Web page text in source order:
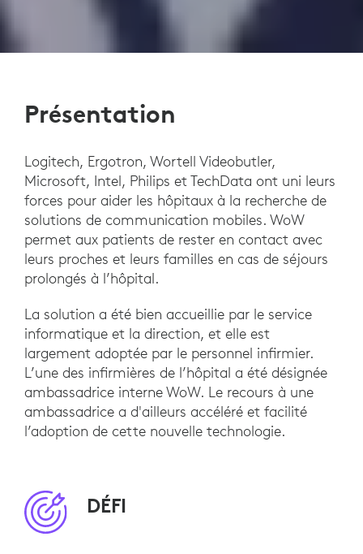
Présentation
Logitech, Ergotron, Wortell Videobutler,
Microsoft, Intel, Philips et TechData ont uni leurs
forces pour aider les hôpitaux à la recherche de
solutions de communication mobiles. WoW
permet aux patients de rester en contact avec
leurs proches et leurs familles en cas de séjours
prolongés à l’hôpital.
La solution a été bien accueillie par le service
informatique et la direction, et elle est
largement adoptée par le personnel infirmier.
L’une des infirmières de l’hôpital a été désignée
ambassadrice interne WoW. Le recours à une
ambassadrice a d'ailleurs accéléré et facilité
l’adoption de cette nouvelle technologie.
DÉFI